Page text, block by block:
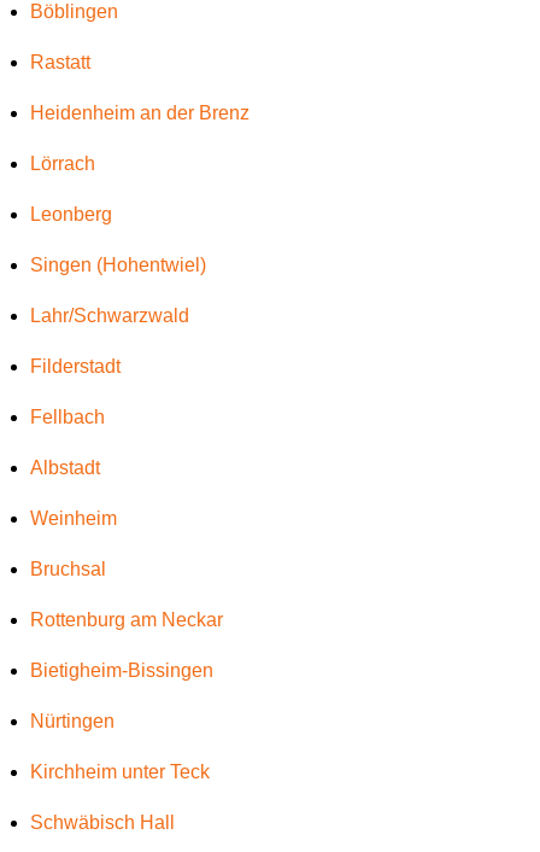
Böblingen
Rastatt
Heidenheim an der Brenz
Lörrach
Leonberg
Singen (Hohentwiel)
Lahr/Schwarzwald
Filderstadt
Fellbach
Albstadt
Weinheim
Bruchsal
Rottenburg am Neckar
Bietigheim-Bissingen
Nürtingen
Kirchheim unter Teck
Schwäbisch Hall